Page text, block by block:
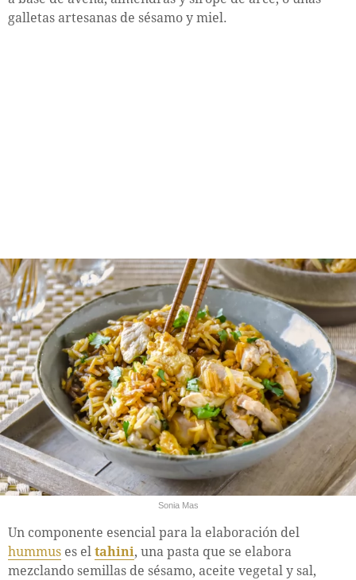
galletas artesanas de sésamo y miel.
Sonia Mas
Un componente esencial para la elaboración del
hummus es el tahini, una pasta que se elabora
mezclando semillas de sésamo, aceite vegetal y sal,